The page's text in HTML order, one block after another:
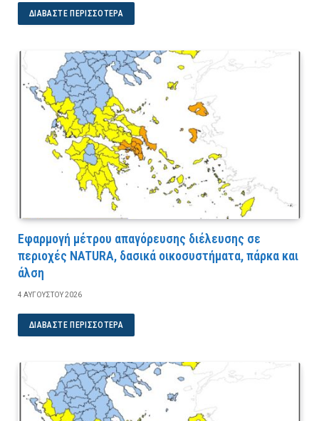
ΔΙΑΒΆΣΤΕ ΠΕΡΙΣΣΌΤΕΡΑ
Εφαρμογή μέτρου απαγόρευσης διέλευσης σε
περιοχές NATURA, δασικά οικοσυστήματα, πάρκα και
άλση
4 ΑΥΓΟΎΣΤΟΥ 2026
ΔΙΑΒΆΣΤΕ ΠΕΡΙΣΣΌΤΕΡΑ